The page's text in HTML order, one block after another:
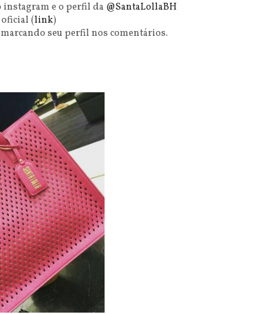
instagram e o perfil da @SantaLollaBH
(link)
seu perfil nos comentários.